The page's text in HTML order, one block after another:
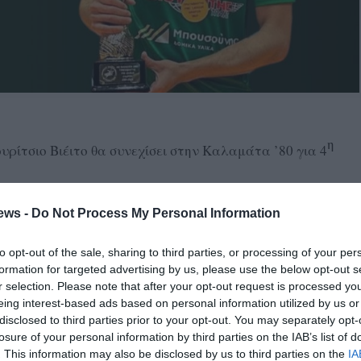
- Do Not Process My Personal Information
opt-out of the sale, sharing to third parties, or processing of your
for targeted advertising by us, please use the below opt-out
selection. Please note that after your opt-out request is processed
interest-based ads based on personal information utilized by us
to third parties prior to your opt-out. You may separately
of your personal information by third parties on the IAB’s list of
This information may also be disclosed by us to third parties on the
Βιέιτο θα συνεχίσει στην Καλαμάτα ’80 για 4η
θα αγωνιστεί ξανά με την ομάδα μας και στη
με τα εντυπωσιακά του άλματα!», αναφέρει η
του τυπικού μέρους της συμφωνίας ανανέωσης, η
παίκτης, αλλά δέθηκε ιδιαίτερα από την πρώτη στιγμή με
τους πάντες και με τον εξαιρετικό χαρακτήρα του.